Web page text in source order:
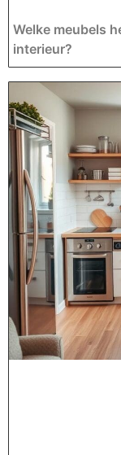
Welke meubels
interieur?